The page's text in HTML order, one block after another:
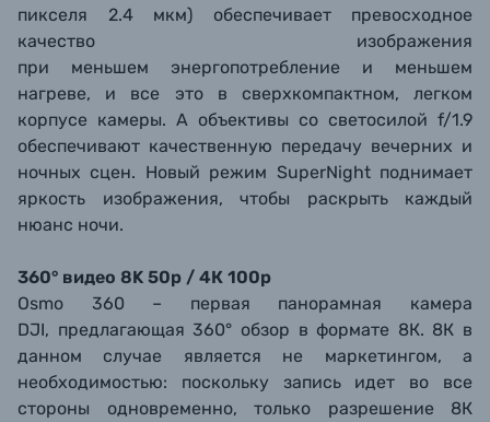
пикселя 2.4 мкм) обеспечивает превосходное
качество изображения
при меньшем энергопотребление и меньшем
нагреве, и все это в сверхкомпактном, легком
корпусе камеры. А объективы со светосилой f/1.9
обеспечивают качественную передачу вечерних и
ночных сцен. Новый режим SuperNight поднимает
яркость изображения, чтобы раскрыть каждый
нюанс ночи.
360° видео 8K 50p / 4К 100p
Osmo 360 – первая панорамная камера
DJI, предлагающая 360° обзор в формате 8К. 8К в
данном случае является не маркетингом, а
необходимостью: поскольку запись идет во все
стороны одновременно, только разрешение 8К